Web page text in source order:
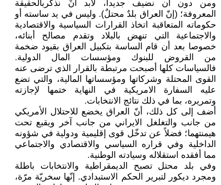
ومن دون أن نضيف جديداً، لابد أنْ نذكّربالحقيقة
المعروفة؛ (إنّ العراق بلدٌ محتلٌ). وليس في يد ساسته أو
حكوماته المتعاقبة اتخاذ القرارات السياسية والاقتصادية
والاجتماعية التي تنهض بالبلاد وتقدم مصالح أبنائه،
خصوصا بعد أن قام الساسة بتكبيل العراق بقيود ضخمة
من القروض للبنوك ومؤسسات المال الدولية.
فالسياسات كلها أصبحت مرتبطة بالقرار الذي ترضى عنه
القوى المحتلة وشركاتها ومؤسساتها المالية، والتي تضع
عليه السفارة الامريكية في النهاية ختمها لإجازته
وتمريره، بما في ذلك نتائج الانتخابات.
أضف إلى كل ذلك، أنّ العراق يخضع للاحتلال الأمريكي
من جانب والتغلغل الايراني من جانب آخر ويقبع تحت
هيمنتهما؛ فضلاً عن تدخّل قوى إقليمية ودولية في شؤونه
الداخلية وفي قراره السياسي والاقتصادي والاجتماعي
مما أفقده استقلاله وسيادته الوطنية.
وفي بلد محتل تصبح الديمقراطية والانتخابات باطلة
ومجرد ديكور لتبرير الحكم الاستبدادي. إنّها سخريّة مرّة،